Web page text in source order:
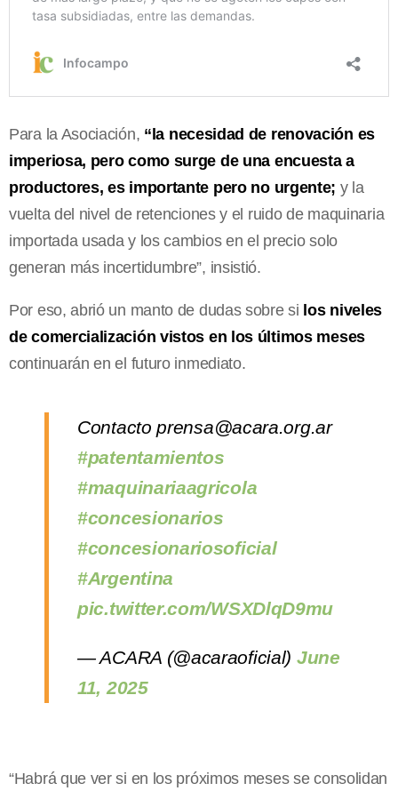
Para la Asociación, “la necesidad de renovación es
imperiosa, pero como surge de una encuesta a
productores, es importante pero no urgente; y la
vuelta del nivel de retenciones y el ruido de maquinaria
importada usada y los cambios en el precio solo
generan más incertidumbre”, insistió.
Por eso, abrió un manto de dudas sobre si los niveles
de comercialización vistos en los últimos meses
continuarán en el futuro inmediato.
Contactoprensa@acara.org.ar
#patentamientos
#maquinariaagricola
#concesionarios
#concesionariosoficial
#Argentina
pic.twitter.com/WSXDlqD9mu
— ACARA (@acaraoficial) June
11, 2025
“Habrá que ver si en los próximos meses se consolidan